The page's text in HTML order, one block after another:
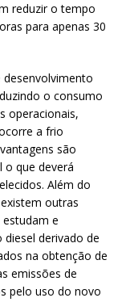
reduzir o tempo
para apenas 30
o consumo
operacionais,
a frio
são
o que deverá
Além do
outras
e
derivado de
na obtenção de
emissões de
pelo uso do novo